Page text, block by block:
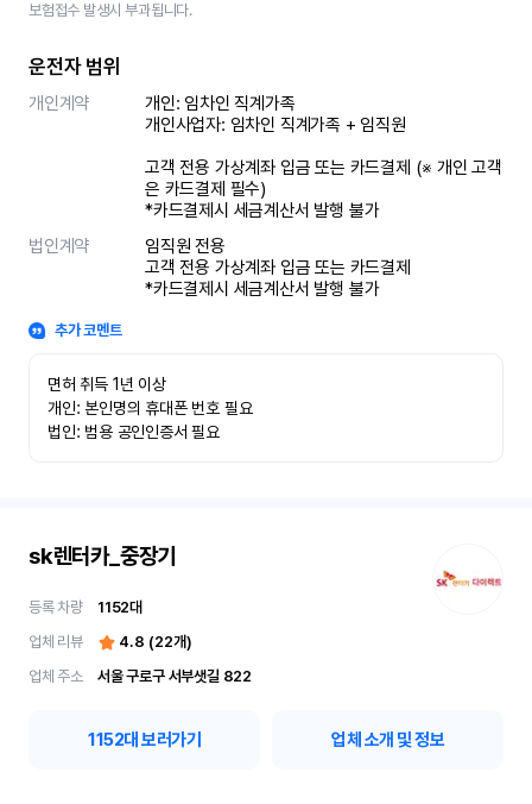
보험접수 발생시 부과됩니다.
운전자 범위
개인계약
개인: 임차인 직계가족
개인사업자: 임차인 직계가족 + 임직원
고객 전용 가상계좌 입금 또는 카드결제 (※ 개인 고객
은 카드결제 필수)
*카드결제시 세금계산서 발행 불가
법인계약
임직원 전용
고객 전용 가상계좌 입금 또는 카드결제
*카드결제시 세금계산서 발행 불가
추가 코멘트
면허 취득 1년 이상
개인: 본인명의 휴대폰 번호 필요
법인: 범용 공인인증서 필요
sk렌터카_중장기
등록 차량 1152대
업체 리뷰
4.8 (22개)
업체 주소
서울 구로구 서부샛길 822
1152대 보러가기 업체 소개 및 정보